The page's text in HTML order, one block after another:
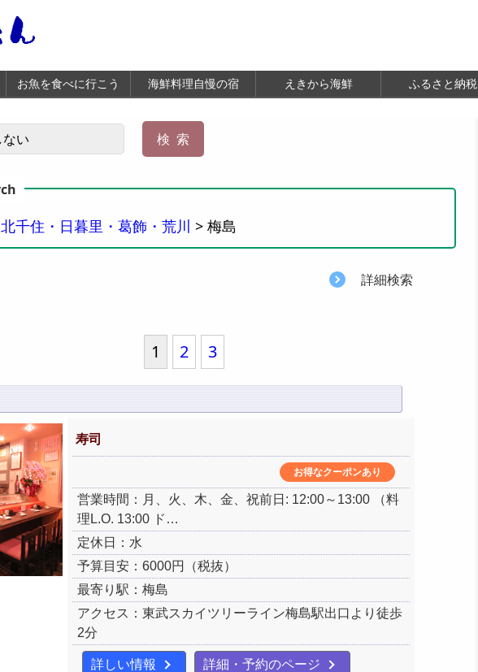
お魚を食べに行こう 海鮮料理自慢の宿 えきから海鮮 ふるさと納税
北千住・日暮里・葛飾・荒川 > 梅島
詳細検索
1 2 3
寿司
お得なクーポンあり
営業時間：月、火、木、金、祝前日: 12:00～13:00 （料
理L.O. 13:00 ド…
定休日：水
予算目安：6000円（税抜）
最寄り駅：梅島
アクセス：東武スカイツリーライン梅島駅出口より徒歩
2分
詳しい情報 詳細・予約のページ